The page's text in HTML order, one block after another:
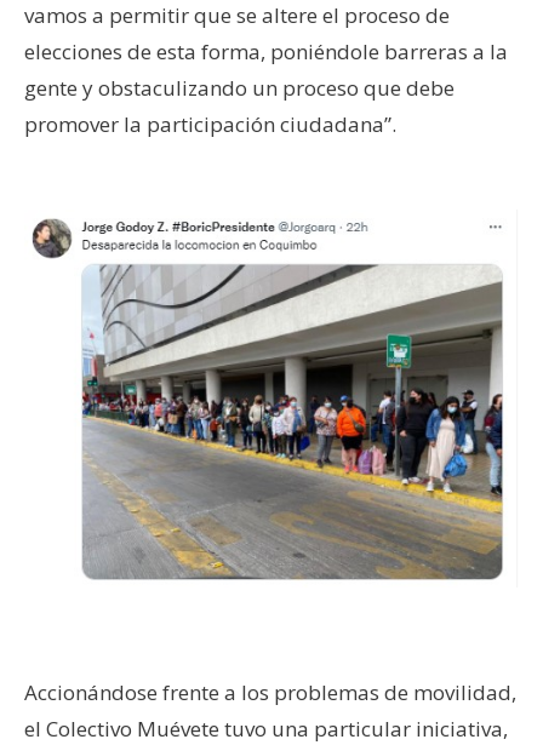
vamos a permitir que se altere el proceso de
elecciones de esta forma, poniéndole barreras a la
gente y obstaculizando un proceso que debe
promover la participación ciudadana”.
Accionándose frente a los problemas de movilidad,
el Colectivo Muévete tuvo una particular iniciativa,